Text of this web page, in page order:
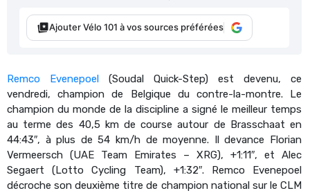
Ajouter Vélo 101 à vos sources préférées
Remco Evenepoel (Soudal Quick-Step) est devenu, ce
vendredi, champion de Belgique du contre-la-montre. Le
champion du monde de la discipline a signé le meilleur temps
au terme des 40,5 km de course autour de Brasschaat en
44:43″, à plus de 54 km/h de moyenne. Il devance Florian
Vermeersch (UAE Team Emirates – XRG), +1:11″, et Alec
Segaert (Lotto Cycling Team), +1:32″. Remco Evenepoel
décroche son deuxième titre de champion national sur le CLM